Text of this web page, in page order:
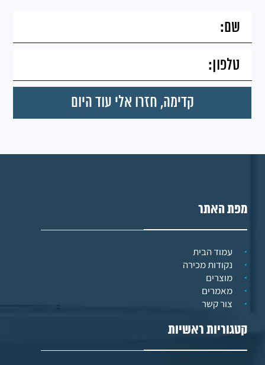
מפת האתר
עמוד הבית
נקודות מכירה
מוצרים
מאמרים
צור קשר
קטגוריות ראשיות